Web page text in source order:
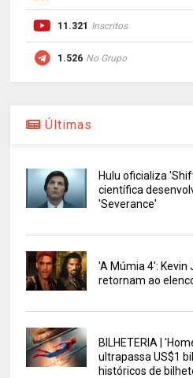
11.321 Inscritos
1.526 No Grupo
Últimas
Hulu oficializa
científica
'Severance'
'A Múmia 4': Kevin
retornam ao
BILHETERIA |
ultrapassa US$1
históricos de